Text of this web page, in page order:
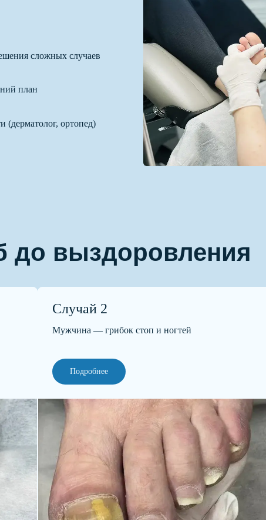
сложных случаев
план
(дерматолог, ортопед)
до выздоровления
Случай 2
Мужчина — грибок стоп и ногтей
Подробнее
на частые вопросы
педикюр отличается от обычного?
при сахарном диабете?